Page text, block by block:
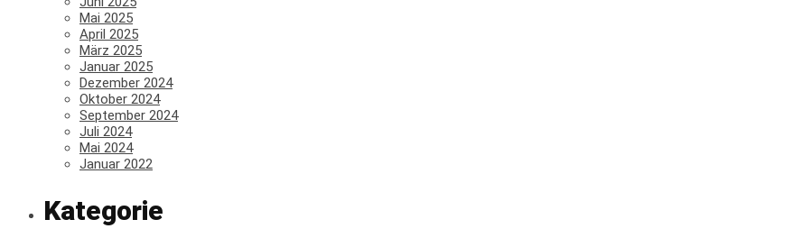
Mai 2025
April 2025
März 2025
Januar 2025
Dezember 2024
Oktober 2024
September 2024
Juli 2024
Mai 2024
Januar 2022
Kategorie